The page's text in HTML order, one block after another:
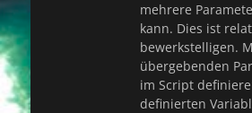
mehrere
kann. Dies ist
bewerkstelligen.
übergebenden
im Script
definierten